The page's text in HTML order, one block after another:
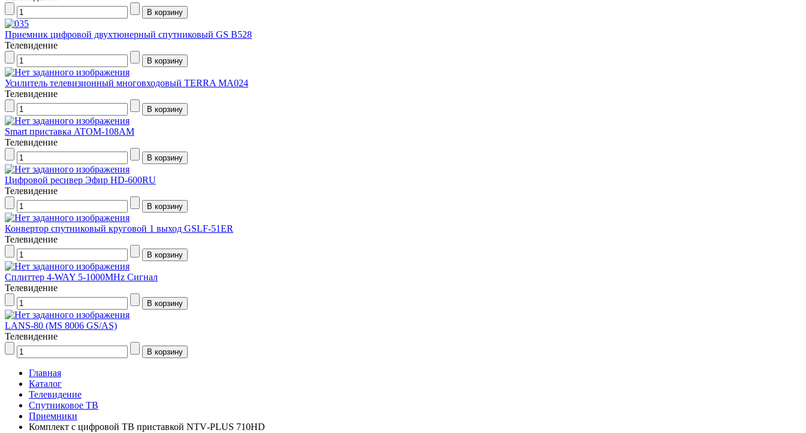
Приемник цифровой двухтюнерный спутниковый GS B528
Телевидение
Усилитель телевизионный многовходовый TERRA МА024
Телевидение
Smart приставка ATOM-108AM
Телевидение
Цифровой ресивер Эфир HD-600RU
Телевидение
Конвертор спутниковый круговой 1 выход GSLF-51ER
Телевидение
Сплиттер 4-WAY 5-1000MHz Сигнал
Телевидение
LANS-80 (MS 8006 GS/AS)
Телевидение
Главная
Каталог
Телевидение
Спутниковое ТВ
Приемники
Комплект с цифровой ТВ приставкой NTV‑PLUS 710HD